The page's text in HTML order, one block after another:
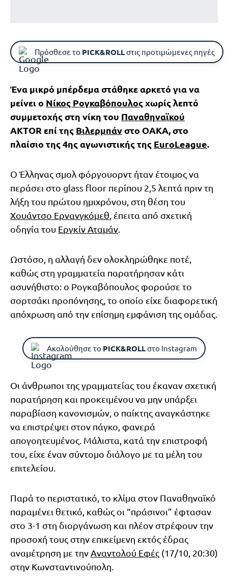
Πρόσθεσε το PICK&ROLLστις προτιμώμενες πηγές
Ένα μικρό μπέρδεμα στάθηκε αρκετό για να
μείνει ο Νίκος Ρογκαβόπουλοςχωρίς λεπτό
συμμετοχής στη νίκη του Παναθηναϊκού
AKTOR επί της Βιλερμπάνστο ΟΑΚΑ, στο
πλαίσιο της 4ης αγωνιστικής της EuroLeague.
Ο Έλληνας σμολ φόργουορντ ήταν έτοιμος να
περάσει στο glass floor περίπου 2,5 λεπτά πριν τη
λήξη του πρώτου ημιχρόνου, στη θέση του
Χουάντσο Ερνανγκόμεθ , έπειτα από σχετική
οδηγία του Εργκίν Αταμάν
Ωστόσο, η αλλαγή δεν ολοκληρώθηκε ποτέ,
καθώς στη γραμματεία παρατήρησαν κάτι
ασυνήθιστο: ο Ρογκαβόπουλος φορούσε το
σορτσάκι προπόνησης, το οποίο είχε διαφορετική
απόχρωση από την επίσημη εμφάνιση της ομάδας.
Ακολούθησε το PICK&ROLLστο Instagram
Οι άνθρωποι της γραμματείας του έκαναν σχετική
παρατήρηση και προκειμένου να μην υπάρξει
παραβίαση κανονισμών, ο παίκτης αναγκάστηκε
να επιστρέψει στον πάγκο, φανερά
απογοητευμένος. Μάλιστα, κατά την επιστροφή
του, είχε έναν σύντομο διάλογο με τα μέλη του
επιτελείου.
Παρά το περιστατικό, το κλίμα στον Παναθηναϊκό
παραμένει θετικό, καθώς οι “πράσινοι” έφτασαν
στο 3-1 στη διοργάνωση και πλέον στρέφουν την
προσοχή τους στην επικείμενη εκτός έδρας
αναμέτρηση με την Αναντολού Εφές (17/10, 20:30)
στην Κωνσταντινούπολη.